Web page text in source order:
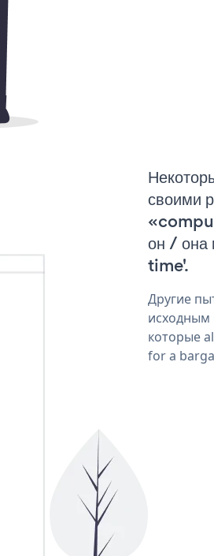
своими
он / она
time'.
Другие
исходным
которые
for a